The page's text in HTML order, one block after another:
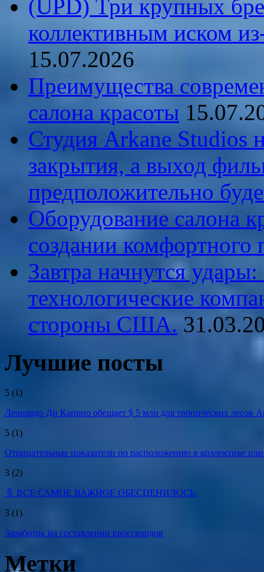
(UPD) Три крупных
коллективным иском
15.07.2026
Преимущества
салона красоты
Студия Arkane Studios
закрытия, а выход
предположительно
Оборудование салона
создании комфортного
Завтра начнутся
технологические
стороны США.
Лучшие посты
5 (1)
Леонардо Ди Каприо обещает $ 5 млн для тропических лесов
5 (1)
Отрицательные показатели по расположению в коллективе
3 (2)
🔖 ВСЕ САМОЕ ВАЖНОЕ ОБЕСЦЕНИЛОСЬ.
3 (1)
Заработок на составлении кроссвордов
Метки